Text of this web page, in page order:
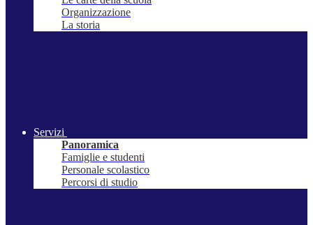
Organizzazione
La storia
Servizi
Panoramica
Famiglie e studenti
Personale scolastico
Percorsi di studio